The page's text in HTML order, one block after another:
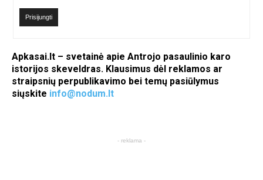
Prisijungti
Apkasai.lt – svetainė apie Antrojo pasaulinio karo
istorijos skeveldras. Klausimus dėl reklamos ar
straipsnių perpublikavimo bei temų pasiūlymus
siųskite info@nodum.lt
- reklama -